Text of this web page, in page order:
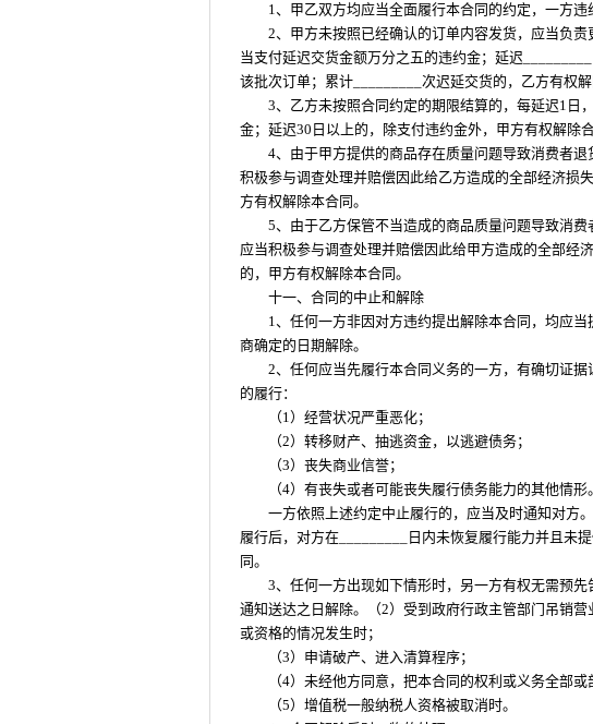
1、甲乙双方均应当全面履行本合同的约定，一方违
2、甲方未按照已经确认的订单内容发货，应当负
当支付延迟交货金额万分之五的违约金；延迟
该批次订单；累计_________次迟延交货的，乙方有权解
3、乙方未按照合同约定的期限结算的，每延迟1日
金；延迟30日以上的，除支付违约金外，甲方有权解除合
4、由于甲方提供的商品存在质量问题导致消费者
积极参与调查处理并赔偿因此给乙方造成的全部经济损
方有权解除本合同。
5、由于乙方保管不当造成的商品质量问题导致消
应当积极参与调查处理并赔偿因此给甲方造成的全部经
的，甲方有权解除本合同。
十一、合同的中止和解除
1、任何一方非因对方违约提出解除本合同，均应
商确定的日期解除。
2、任何应当先履行本合同义务的一方，有确切证
的履行：
（1）经营状况严重恶化；
（2）转移财产、抽逃资金，以逃避债务；
（3）丧失商业信誉；
（4）有丧失或者可能丧失履行债务能力的其他情形。
一方依照上述约定中止履行的，应当及时通知对方
履行后，对方在_________日内未恢复履行能力并且未
同。
3、任何一方出现如下情形时，另一方有权无需预
通知送达之日解除。（2）受到政府行政主管部门吊销
或资格的情况发生时；
（3）申请破产、进入清算程序；
（4）未经他方同意，把本合同的权利或义务全部或
（5）增值税一般纳税人资格被取消时。